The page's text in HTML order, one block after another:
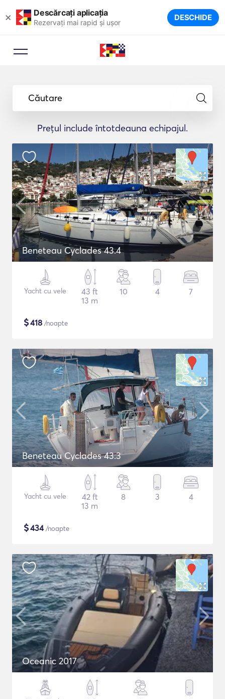
× Descărcați aplicația
Rezervați mai rapid și ușor DESCHIDE
Căutare
Prețul include întotdeauna echipajul.
Beneteau Cyclades 43.4
Yacht cu vele
43 ft
13 m
10 4 7
$418 /noapte
Beneteau Cyclades 43.3
Yacht cu vele
42 ft
13 m
8 3 4
$434/noapte
Oceanic 2017